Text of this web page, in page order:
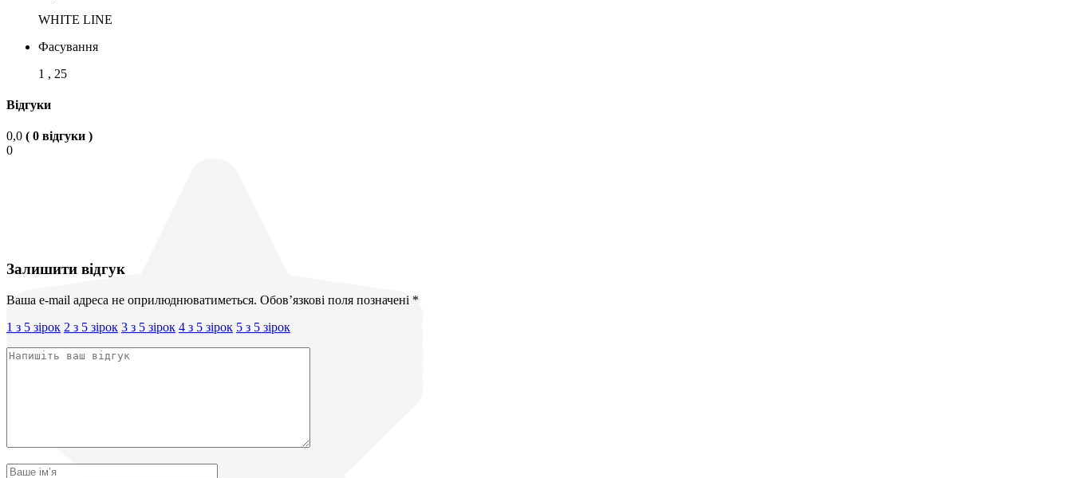
WHITE LINE
Фасування
1 , 25
Відгуки
0,0 ( 0 відгуки )
0
Залишити відгук
Ваша e-mail адреса не оприлюднюватиметься. Обов’язкові поля позначені *
1 з 5 зірок 2 з 5 зірок 3 з 5 зірок 4 з 5 зірок 5 з 5 зірок